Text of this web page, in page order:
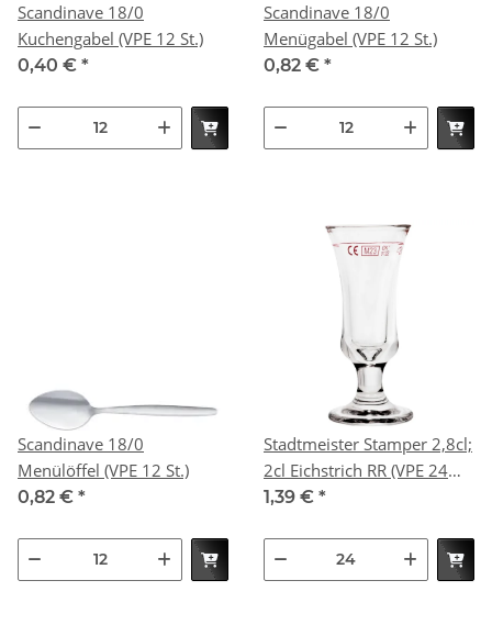
Scandinave 18/0
Kuchengabel (VPE 12 St.)
0,40 € *
Scandinave 18/0
Menügabel (VPE 12 St.)
0,82 € *
Scandinave 18/0
Menülöffel (VPE 12 St.)
0,82 € *
Stadtmeister Stamper 2,8cl;
2cl Eichstrich RR (VPE 24
St.)
1,39 € *